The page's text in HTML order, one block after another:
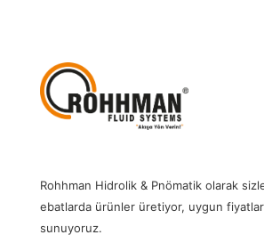
Rohhman Hidrolik & Pnömatik olarak
ebatlarda ürünler üretiyor, uygun
sunuyoruz.